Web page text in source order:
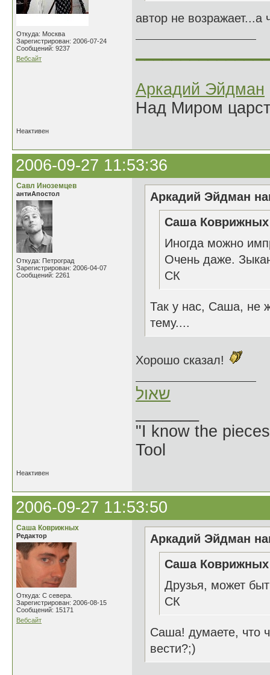
Откуда: Москва
Зарегистрирован: 2006-07-24
Сообщений: 9237
Вебсайт
автор не возражает...а
Аркадий Эйдман
Над Миром
Неактивен
2006-09-27 11:53:36
Савл Иноземцев
антиАпостол
Откуда: Петроград
Зарегистрирован: 2006-04-07
Сообщений: 2261
Аркадий Эйдман
Саша Коврижных
Иногда можно
Очень даже.
СК
Так у нас, Саша, не
тему....
Хорошо сказал!
שאול
"I know the
Tool
Неактивен
2006-09-27 11:53:50
Саша Коврижных
Редактор
Откуда: С севера.
Зарегистрирован: 2006-08-15
Сообщений: 15171
Вебсайт
Аркадий Эйдман
Саша Коврижных
Друзья, может
СК
Саша! думаете, что
вести?;)